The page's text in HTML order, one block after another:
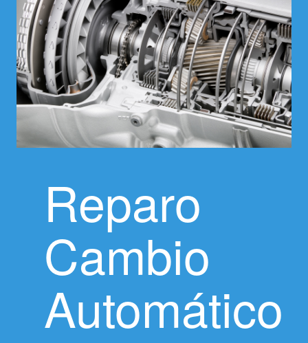
Reparo
Cambio
Automático